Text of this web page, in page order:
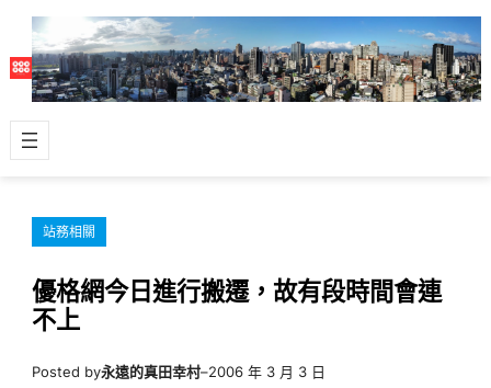
主
容
站務相關
優格網今日進行搬遷，故有段時間會連
不上
Posted by永遠的真田幸村–2006 年 3 月 3 日